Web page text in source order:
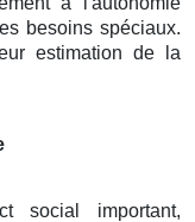
besoins spéciaux.
estimation de la
social important,